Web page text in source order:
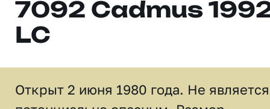
7092 Cadmus
LC
Открыт 2 июня 1980 года. Не является